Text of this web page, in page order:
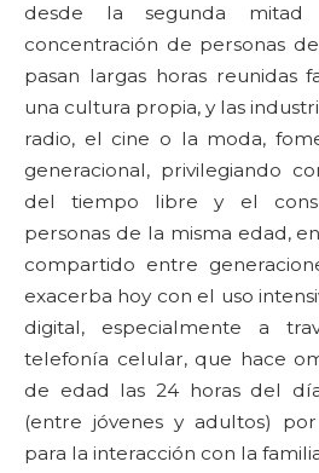
desde la segunda
concentración de personas
pasan largas horas reunidas
una cultura propia, y las
radio, el cine o la moda,
generacional, privilegiando
del tiempo libre y el
personas de la misma edad,
compartido entre
exacerba hoy con el uso
digital, especialmente a
telefonía celular, que hace
de edad las 24 horas del
(entre jóvenes y adultos)
para la interacción con la